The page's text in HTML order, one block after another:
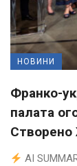
НОВИНИ
Франко-
палата
Створено
AI